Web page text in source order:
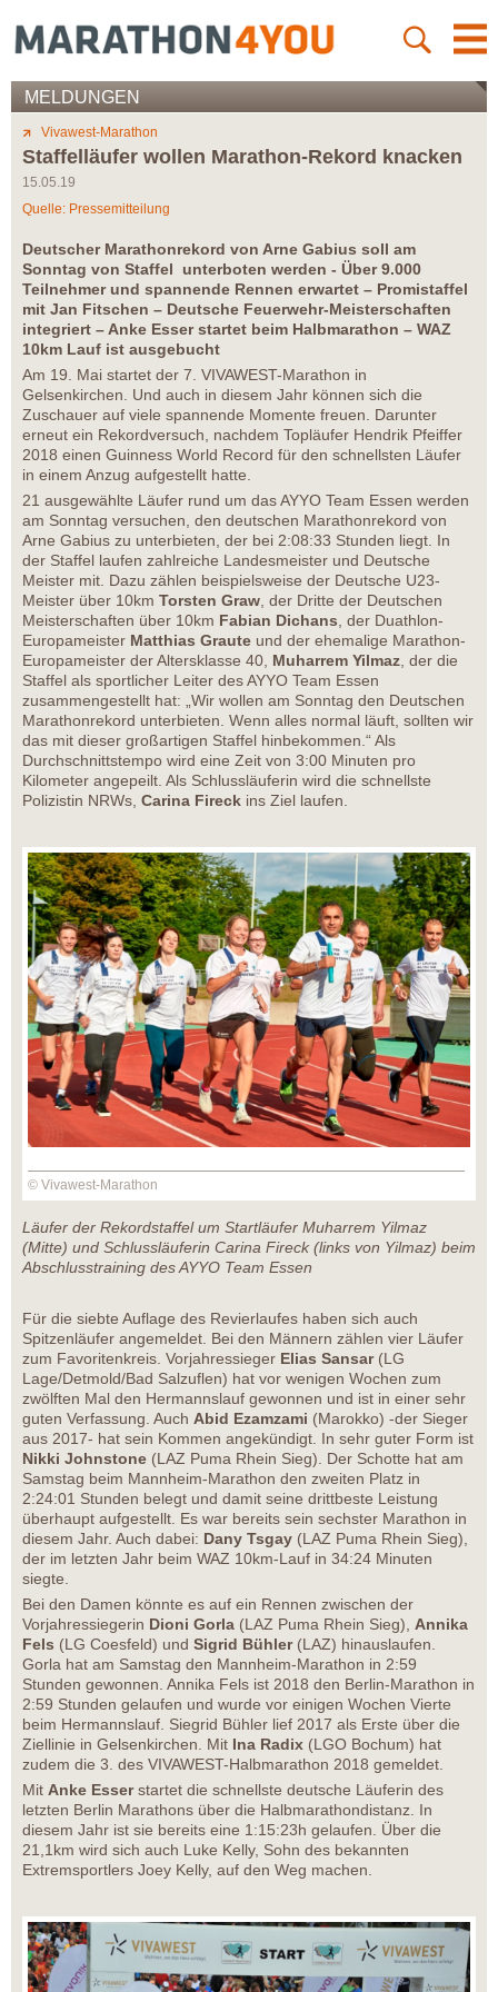
MELDUNGEN
Vivawest-Marathon
Staffelläufer wollen Marathon-Rekord knacken
15.05.19
Quelle: Pressemitteilung
Deutscher Marathonrekord von Arne Gabius soll am
Sonntag von Staffel unterboten werden - Über 9.000
Teilnehmer und spannende Rennen erwartet – Promistaffel
mit Jan Fitschen – Deutsche Feuerwehr-Meisterschaften
integriert – Anke Esser startet beim Halbmarathon – WAZ
10km Lauf ist ausgebucht
Am 19. Mai startet der 7. VIVAWEST-Marathon in
Gelsenkirchen. Und auch in diesem Jahr können sich die
Zuschauer auf viele spannende Momente freuen. Darunter
erneut ein Rekordversuch, nachdem Topläufer Hendrik Pfeiffer
2018 einen Guinness World Record für den schnellsten Läufer
in einem Anzug aufgestellt hatte.
21 ausgewählte Läufer rund um das AYYO Team Essen werden
am Sonntag versuchen, den deutschen Marathonrekord von
Arne Gabius zu unterbieten, der bei 2:08:33 Stunden liegt. In
der Staffel laufen zahlreiche Landesmeister und Deutsche
Meister mit. Dazu zählen beispielsweise der Deutsche U23-
Meister über 10km Torsten Graw, der Dritte der Deutschen
Meisterschaften über 10km Fabian Dichans, der Duathlon-
Europameister Matthias Graute und der ehemalige Marathon-
Europameister der Altersklasse 40, Muharrem Yilmaz, der die
Staffel als sportlicher Leiter des AYYO Team Essen
zusammengestellt hat: „Wir wollen am Sonntag den Deutschen
Marathonrekord unterbieten. Wenn alles normal läuft, sollten wir
das mit dieser großartigen Staffel hinbekommen.“ Als
Durchschnittstempo wird eine Zeit von 3:00 Minuten pro
Kilometer angepeilt. Als Schlussläuferin wird die schnellste
Polizistin NRWs, Carina Fireck ins Ziel laufen.
© Vivawest-Marathon
Läufer der Rekordstaffel um Startläufer Muharrem Yilmaz
(Mitte) und Schlussläuferin Carina Fireck (links von Yilmaz) beim
Abschlusstraining des AYYO Team Essen
Für die siebte Auflage des Revierlaufes haben sich auch
Spitzenläufer angemeldet. Bei den Männern zählen vier Läufer
zum Favoritenkreis. Vorjahressieger Elias Sansar (LG
Lage/Detmold/Bad Salzuflen) hat vor wenigen Wochen zum
zwölften Mal den Hermannslauf gewonnen und ist in einer sehr
guten Verfassung. Auch Abid Ezamzami (Marokko) -der Sieger
aus 2017- hat sein Kommen angekündigt. In sehr guter Form ist
Nikki Johnstone (LAZ Puma Rhein Sieg). Der Schotte hat am
Samstag beim Mannheim-Marathon den zweiten Platz in
2:24:01 Stunden belegt und damit seine drittbeste Leistung
überhaupt aufgestellt. Es war bereits sein sechster Marathon in
diesem Jahr. Auch dabei: Dany Tsgay (LAZ Puma Rhein Sieg),
der im letzten Jahr beim WAZ 10km-Lauf in 34:24 Minuten
siegte.
Bei den Damen könnte es auf ein Rennen zwischen der
Vorjahressiegerin Dioni Gorla (LAZ Puma Rhein Sieg), Annika
Fels (LG Coesfeld) und Sigrid Bühler(LAZ) hinauslaufen.
Gorla hat am Samstag den Mannheim-Marathon in 2:59
Stunden gewonnen. Annika Fels ist 2018 den Berlin-Marathon in
2:59 Stunden gelaufen und wurde vor einigen Wochen Vierte
beim Hermannslauf. Siegrid Bühler lief 2017 als Erste über die
Ziellinie in Gelsenkirchen. Mit Ina Radix (LGO Bochum) hat
zudem die 3. des VIVAWEST-Halbmarathon 2018 gemeldet.
Mit Anke Esserstartet die schnellste deutsche Läuferin des
letzten Berlin Marathons über die Halbmarathondistanz. In
diesem Jahr ist sie bereits eine 1:15:23h gelaufen. Über die
21,1km wird sich auch Luke Kelly, Sohn des bekannten
Extremsportlers Joey Kelly, auf den Weg machen.